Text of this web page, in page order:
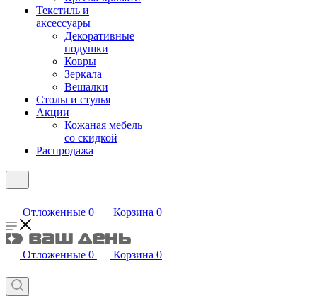
Текстиль и
аксессуары
Декоративные
подушки
Ковры
Зеркала
Вешалки
Столы и стулья
Акции
Кожаная мебель
со скидкой
Распродажа
Отложенные 0 Корзина 0
Отложенные 0 Корзина 0